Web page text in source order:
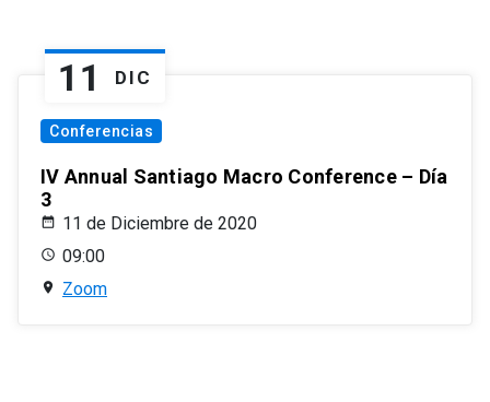
11 DIC
Conferencias
IV Annual Santiago Macro Conference – Día
3
11 de Diciembre de 2020
09:00
Zoom